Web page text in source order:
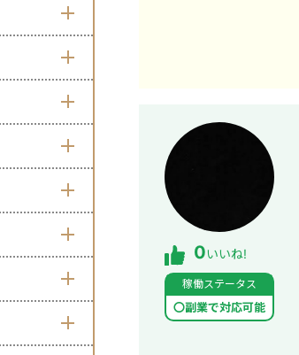
0いいね!
稼働ステータス
〇副業で対応可能